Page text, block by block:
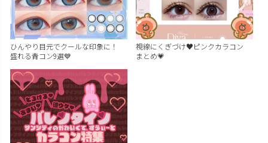
ひんやり目元でクールな印象に！
盛れる青コン9選💙
視線にくぎづけ♥ピンクカラコン
まとめ💗